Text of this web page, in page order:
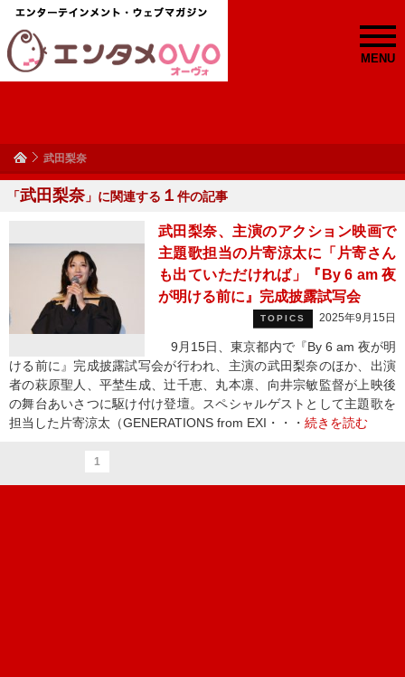
MENU
武⽥梨奈
「武⽥梨奈」に関連する １ 件の記事
武田梨奈、主演のアクション映画で
主題歌担当の片寄涼太に「片寄さん
も出ていただければ」『By 6 am 夜
が明ける前に』完成披露試写会
TOPICS 2025年9月15日
9月15日、東京都内で『By 6 am 夜が明
ける前に』完成披露試写会が行われ、主演の武⽥梨奈のほか、出演
者の萩原聖⼈、平埜⽣成、辻千恵、丸本凛、向井宗敏監督が上映後
の舞台あいさつに駆け付け登壇。スペシャルゲストとして主題歌を
担当した⽚寄涼太（GENERATIONS from EXI・・・ 続きを読む
1